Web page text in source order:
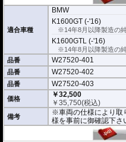
適合車種
BMW
K1600GT (-'16)
※14年8月以降製造の
K1600GTL (-'16)
※14年8月以降製造の
品番
W27520-401
品番 W27520-402
品番 W27520-403
価格
￥32,500
￥35,750(税込)
備考
※車両の仕様により取
様を事前に御確認下さ